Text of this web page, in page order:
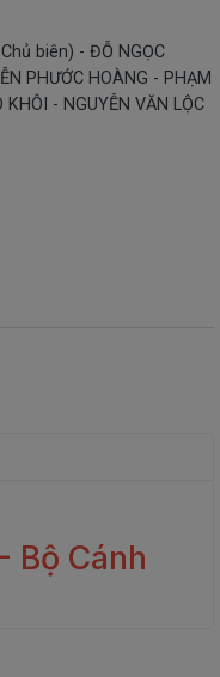
biên) - ĐỖ NGỌC
PHƯỚC HOÀNG - PHẠM
- NGUYỄN VĂN LỘC
Bộ Cánh